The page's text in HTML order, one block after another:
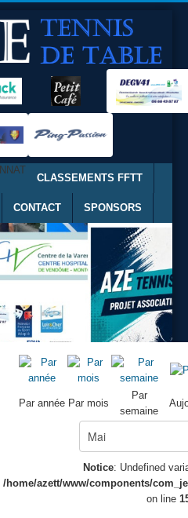
CLASSEMENTS FFTT
CONTACT SPONSORS
Par année Par mois
Par
semaine
Notice: Undefined
/home/azett/www/components/
on line